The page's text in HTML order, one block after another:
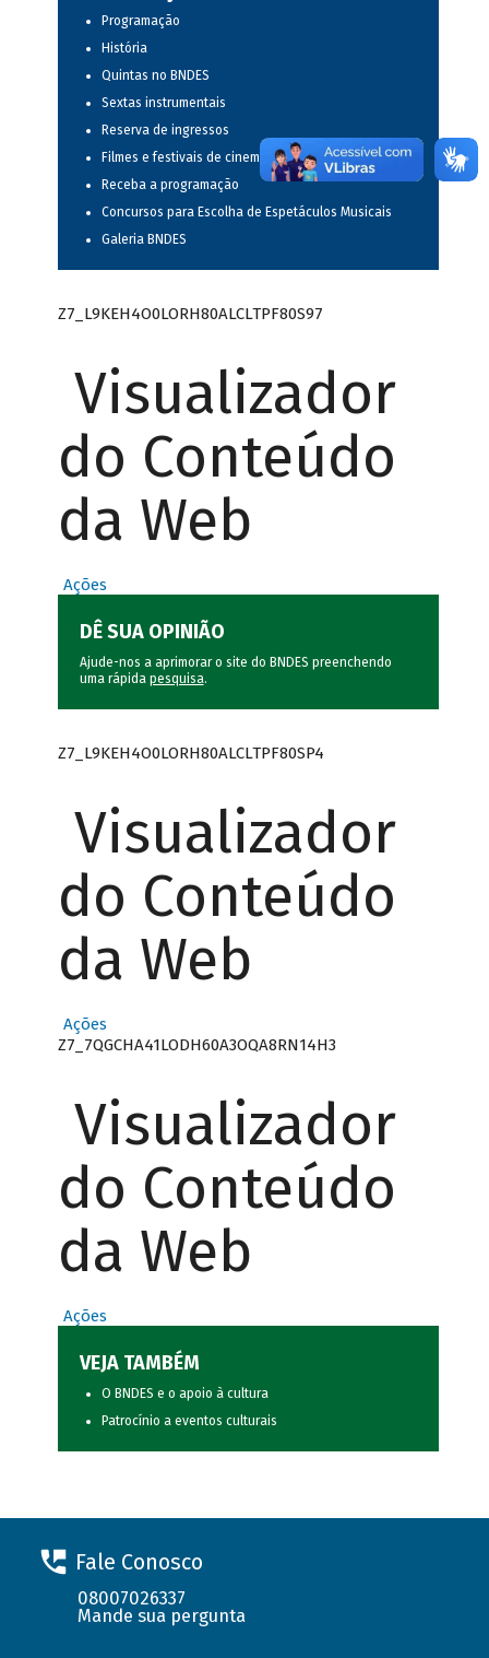
Programação
História
Quintas no BNDES
Sextas instrumentais
Reserva de ingressos
Filmes e festivais de cinema
Receba a programação
Concursos para Escolha de Espetáculos Musicais
Galeria BNDES
Z7_L9KEH4O0LORH80ALCLTPF80S97
Visualizador
do Conteúdo
da Web
Ações
DÊ SUA OPINIÃO
Ajude-nos a aprimorar o site do BNDES preenchendo
uma rápida pesquisa.
Z7_L9KEH4O0LORH80ALCLTPF80SP4
Visualizador
do Conteúdo
da Web
Ações
Z7_7QGCHA41LODH60A3OQA8RN14H3
Visualizador
do Conteúdo
da Web
Ações
VEJA TAMBÉM
O BNDES e o apoio à cultura
Patrocínio a eventos culturais
Fale Conosco
08007026337
Mande sua pergunta